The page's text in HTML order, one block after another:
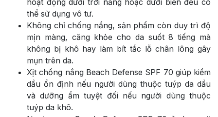
hoạt động dưới trời nắng hoặc dưới biển đều có
thể sử dụng vô tư.
Không chỉ chống nắng, sản phẩm còn duy trì độ
mịn màng, căng khỏe cho da suốt 8 tiếng mà
không bị khô hay làm bít tắc lỗ chân lông gây
mụn trên da.
Xịt chống nắng Beach Defense SPF 70 giúp kiềm
dầu ổn định nếu người dùng thuộc tuýp da dầu
và dưỡng ẩm tuyệt đối nếu người dùng thuộc
tuýp da khô.